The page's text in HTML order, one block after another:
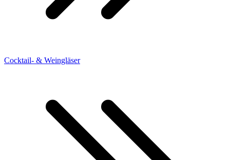
Cocktail- & Weingläser